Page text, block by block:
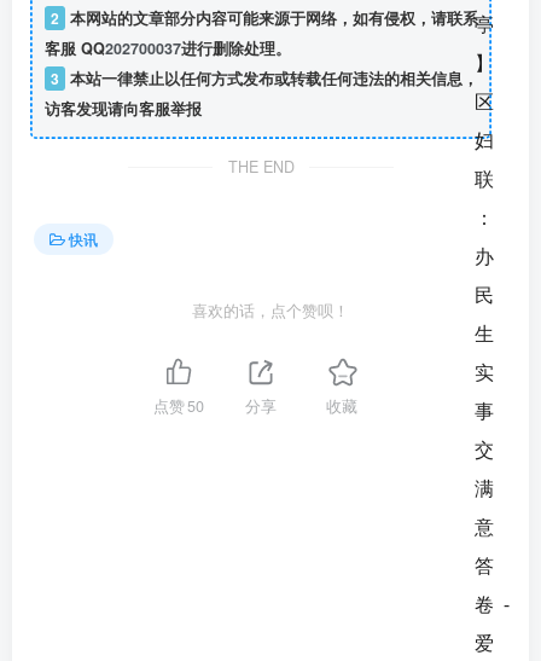
2 本网站的文章部分内容可能来源于网络，如有侵权，请联系
客服 QQ202700037进行删除处理。
3 本站一律禁止以任何方式发布或转载任何违法的相关信息，
访客发现请向客服举报
THE END
快讯
喜欢的话，点个赞呗！
点赞50 分享 收藏